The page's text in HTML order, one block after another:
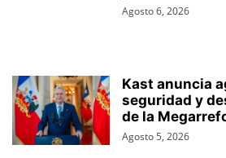
Agosto 6, 2026
Kast anuncia
seguridad y
de la
Agosto 5, 2026